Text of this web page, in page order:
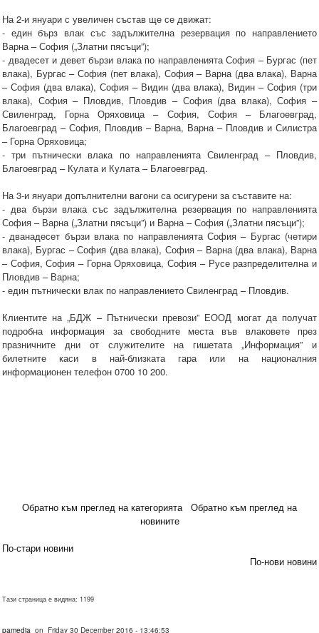
На 2-и януари с увеличен състав ще се движат:
- един бърз влак със задължителна резервация по направлението
Варна – София („Златни пясъци”);
- двадесет и девет бързи влака по направленията София – Бургас (пет
влака), Бургас – София (пет влака), София – Варна (два влака), Варна
– София (два влака), София – Видин (два влака), Видин – София (три
влака), София – Пловдив, Пловдив – София (два влака), София –
Свиленград, Горна Оряховица – София, София – Благоевград,
Благоевград – София, Пловдив – Варна, Варна – Пловдив и Силистра
– Горна Оряховица;
- три пътнически влака по направленията Свиленград – Пловдив,
Благоевград – Кулата и Кулата – Благоевград.
На 3-и януари допълнителни вагони са осигурени за съставите на:
- два бързи влака със задължителна резервация по направленията
София – Варна („Златни пясъци”) и Варна – София („Златни пясъци”);
- дванадесет бързи влака по направленията София – Бургас (четири
влака), Бургас – София (два влака), София – Варна (два влака), Варна
– София, София – Горна Оряховица, София – Русе разпределителна и
Пловдив – Варна;
- един пътнически влак по направлението Свиленград – Пловдив.
Клиентите на „БДЖ – Пътнически превози” ЕООД могат да получат
подробна информация за свободните места във влаковете през
празничните дни от служителите на гишетата „Информация” и
билетните каси в най-близката гара или на националния
информационен телефон 0700 10 200.
Обратно към преглед на категорията
Обратно към преглед на
новините
По-стари новини
По-нови новини
Тази страница е видяна: 1199
pamedia on Friday 30 December 2016 - 13:46:53